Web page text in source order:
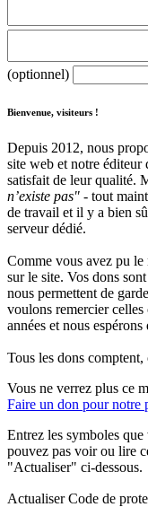
(optionnel)
Bienvenue, visiteurs !
Depuis 2012, nous
site web et notre éditeur
satisfait de leur qualité.
n’existe pas" - tout
de travail et il y a bien
serveur dédié.
Comme vous avez pu le
sur le site. Vos dons
nous permettent de
voulons remercier celles
années et nous
Tous les dons
Vous ne verrez plus ce
Faire un don pour notre
Entrez les symboles
pouvez pas voir ou lire
"Actualiser" ci-dessous.
Actualiser Code de